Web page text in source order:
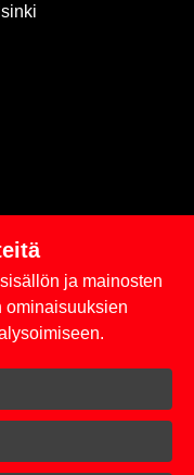
ja mainosten
ominaisuuksien